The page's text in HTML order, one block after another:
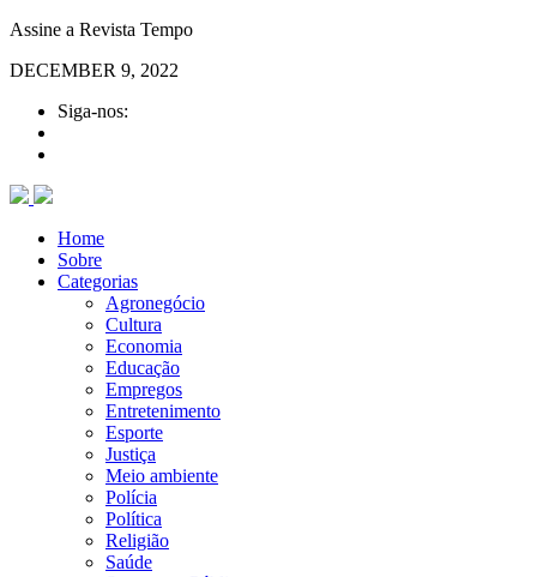
Assine a Revista Tempo
DECEMBER 9, 2022
Siga-nos:
Home
Sobre
Categorias
Agronegócio
Cultura
Economia
Educação
Empregos
Entretenimento
Esporte
Justiça
Meio ambiente
Polícia
Política
Religião
Saúde